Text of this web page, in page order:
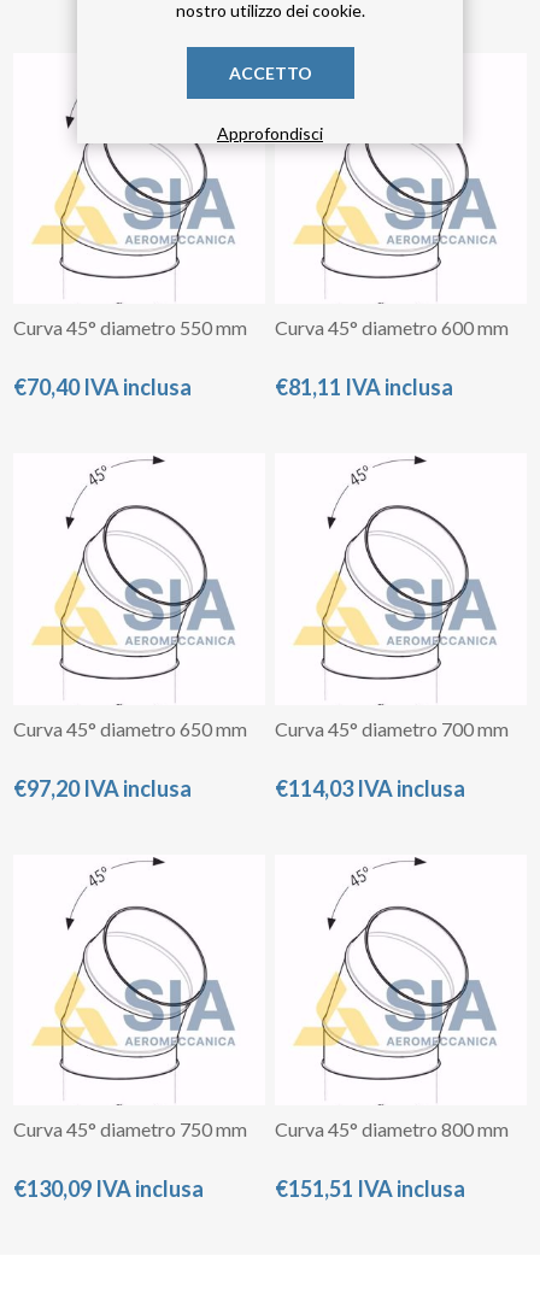
Curva 45° diametro 550 mm
€70,40 IVA inclusa
Curva 45° diametro 600 mm
€81,11 IVA inclusa
Curva 45° diametro 650 mm
€97,20 IVA inclusa
Curva 45° diametro 700 mm
€114,03 IVA inclusa
Curva 45° diametro 750 mm
€130,09 IVA inclusa
Curva 45° diametro 800 mm
€151,51 IVA inclusa
nostro utilizzo dei cookie.
ACCETTO
Approfondisci